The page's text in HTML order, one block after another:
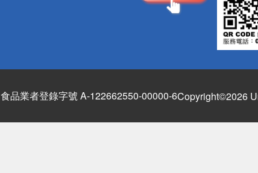
食品業者登錄字號 A-122662550-00000-6Copyright©2026